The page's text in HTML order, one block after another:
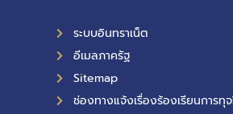
ระบบอินทราเน็ต
อีเมลภาครัฐ
Sitemap
ช่องทางแจ้งเรื่องร้องเรียนการทุ